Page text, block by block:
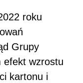
roku
Grupy
efekt wzrostu
kartonu i